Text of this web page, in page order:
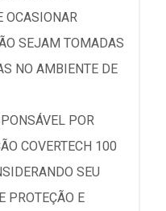
OCASIONAR
SEJAM TOMADAS
NO AMBIENTE DE
POR
COVERTECH 100
SEU
PROTEÇÃO E